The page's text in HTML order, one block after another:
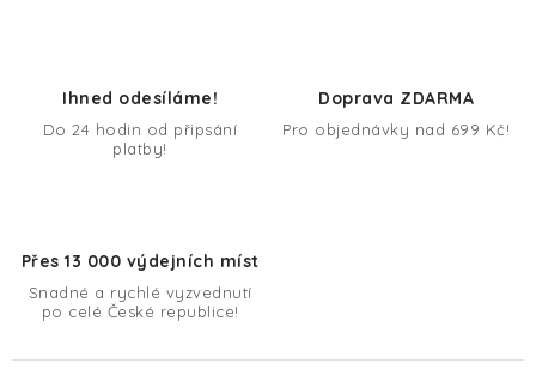
Ihned odesíláme!
Do 24 hodin od připsání
platby!
Doprava ZDARMA
Pro objednávky nad 699 Kč!
Přes 13 000 výdejních míst
Snadné a rychlé vyzvednutí
po celé České republice!